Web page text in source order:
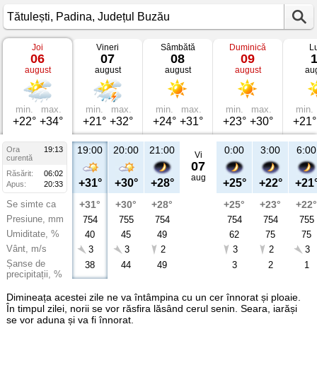
Vremea
Tătulești
Padina,
Județul
Buzău
Joi
06
august
min.
+22°
max.
+34°
Vineri
07
august
min.
+21°
max.
+32°
Sâmbătă
08
august
min.
+24°
max.
+31°
Duminică
09
august
min.
+23°
max.
+30°
min.
+21°
Ora
19:13
curentă
Răsărit:
06:02
Apus:
20:33
Se simte ca
Presiune, mm
Umiditate, %
Vânt, m/s
Șanse de
precipitații, %
19:00
+31°
+31°
754
40
3
38
20:00
+30°
+30°
755
45
3
44
21:00
+28°
+28°
754
49
2
49
Vi
07
aug
0:00
+25°
+25°
754
62
3
3
3:00
+22°
+23°
754
75
2
2
6:00
+22°
755
75
3
1
Dimineața acestei zile ne va întâmpina cu un cer înnorat și ploaie.
În timpul zilei, norii se vor răsfira lăsând cerul senin. Seara, iarăși
se vor aduna și va fi înnorat.